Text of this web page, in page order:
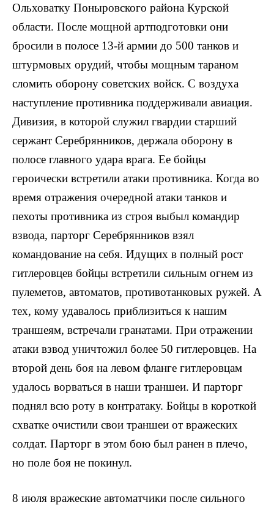
Ольховатку Поныровского района Курской
области. После мощной артподготовки они
бросили в полосе 13-й армии до 500 танков и
штурмовых орудий, чтобы мощным тараном
сломить оборону советских войск. С воздуха
наступление против­ника поддерживали авиация.
Дивизия, в которой служил гвардии старший
сержант Серебрянников, держала оборону в
полосе главного удара врага. Ее бойцы
героически встретили атаки противника. Когда во
время отражения очередной атаки танков и
пехоты противника из строя выбыл командир
взвода, парторг Серебрянников взял
командование на себя. Идущих в полный рост
гитлеровцев бойцы встре­тили сильным огнем из
пулеметов, автоматов, противо­танковых ружей. А
тех, кому удавалось приблизиться к нашим
траншеям, встречали гранатами. При отражении
атаки взвод уничтожил более 50 гитлеровцев. На
второй день боя на левом фланге гитлеровцам
удалось ворваться в наши траншеи. И парторг
поднял всю роту в контратаку. Бойцы в короткой
схватке очистили свои траншеи от вражеских
солдат. Парторг в этом бою был ранен в плечо,
но поле боя не покинул.
8 июля вражеские автоматчики после сильного